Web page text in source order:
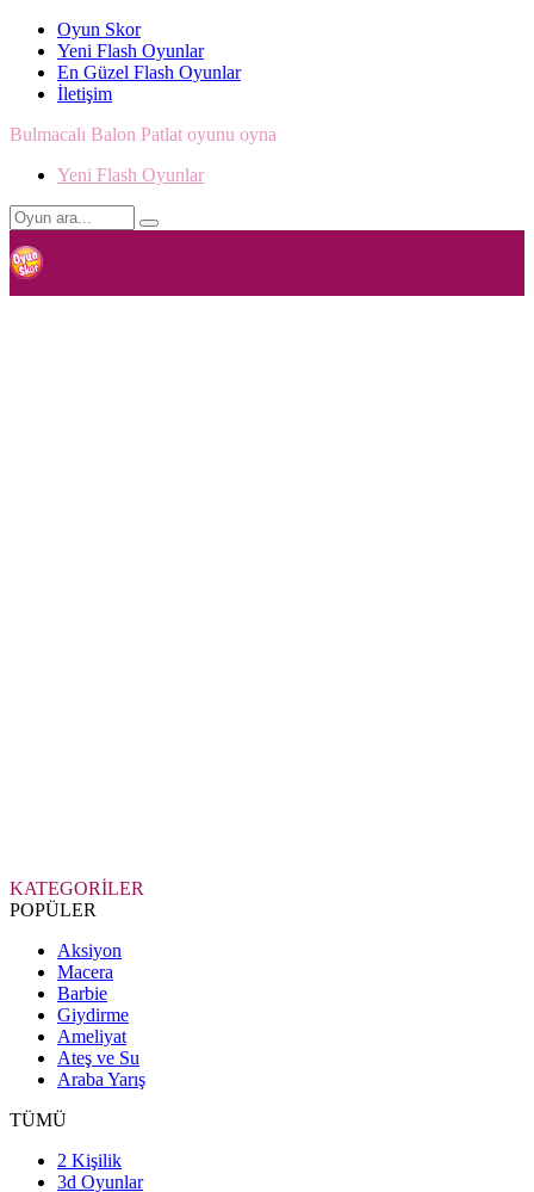
Oyun Skor
Yeni Flash Oyunlar
En Güzel Flash Oyunlar
İletişim
Bulmacalı Balon Patlat oyunu oyna
Yeni Flash Oyunlar
KATEGORİLER
POPÜLER
Aksiyon
Macera
Barbie
Giydirme
Ameliyat
Ateş ve Su
Araba Yarış
TÜMÜ
2 Kişilik
3d Oyunlar